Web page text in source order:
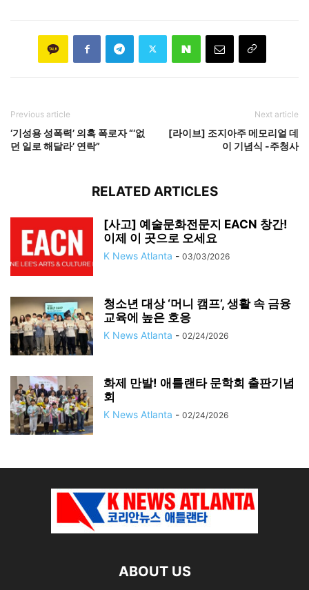
Previous article
‘기성용 성폭력’ 의혹 폭로자 “‘없
던 일로 해달라’ 연락”
Next article
[라이브] 조지아주 메모리얼 데
이 기념식 -주청사
RELATED ARTICLES
[사고] 예술문화전문지 EACN 창간!
이제 이 곳으로 오세요
K News Atlanta - 03/03/2026
청소년 대상 ‘머니 캠프’, 생활 속 금융
교육에 높은 호응
K News Atlanta - 02/24/2026
화제 만발! 애틀랜타 문학회 출판기념
회
K News Atlanta - 02/24/2026
ABOUT US